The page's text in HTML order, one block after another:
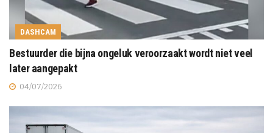
DASHCAM
Bestuurder die bijna ongeluk veroorzaakt wordt niet veel
later aangepakt
04/07/2026